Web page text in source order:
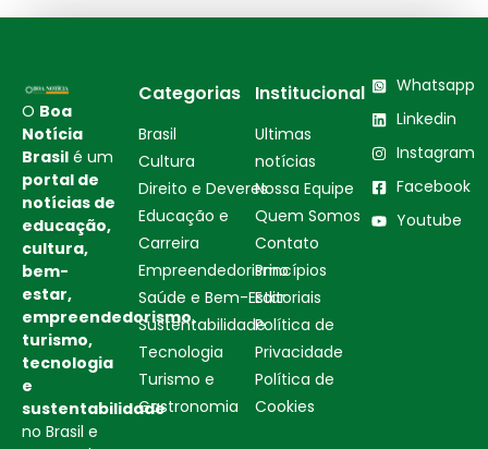
O Boa
Notícia
Brasil é um
portal de
notícias de
educação,
cultura,
bem-
estar,
empreendedorismo,
turismo,
tecnologia
e
sustentabilidade
no Brasil e
Categorias
Brasil
Cultura
Direito e Deveres
Educação e
Carreira
Empreendedorismo
Saúde e Bem-Estar
Sustentabilidade
Tecnologia
Turismo e
Gastronomia
Institucional
Ultimas
notícias
Nossa Equipe
Quem Somos
Contato
Princípios
Editoriais
Política de
Privacidade
Política de
Cookies
Whatsapp
Linkedin
Instagram
Facebook
Youtube